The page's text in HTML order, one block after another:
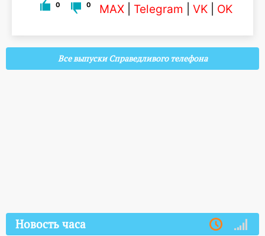
0 0 MAX Telegram VK OK
Все выпуски Справедливого телефона
Новость часа